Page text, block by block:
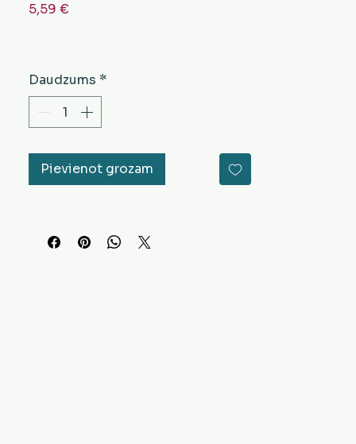
5,59 €
Daudzums *
Pievienot grozam